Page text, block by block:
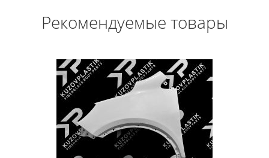
Рекомендуемые товары